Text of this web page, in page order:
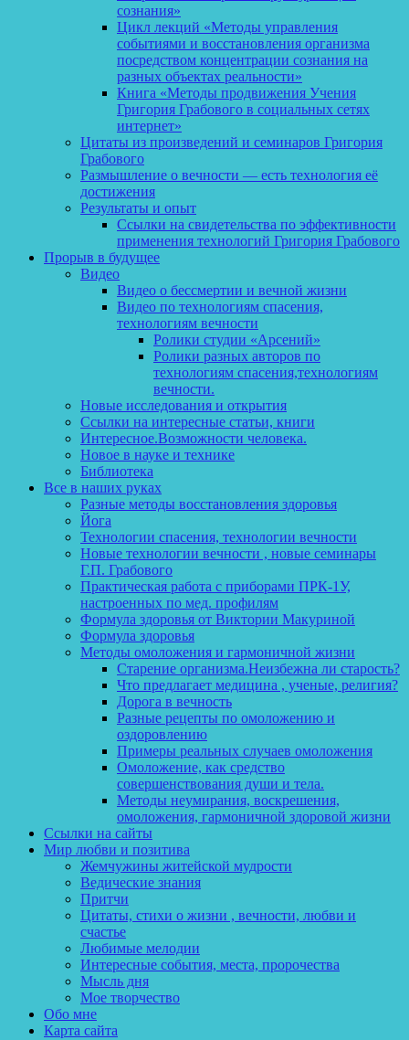
сознания»
Цикл лекций «Методы управления
событиями и восстановления организма
посредством концентрации сознания на
разных объектах реальности»
Книга «Методы продвижения Учения
Григория Грабового в социальных сетях
интернет»
Цитаты из произведений и семинаров Григория
Грабового
Размышление о вечности — есть технология её
достижения
Результаты и опыт
Ссылки на свидетельства по эффективности
применения технологий Григория Грабового
Прорыв в будущее
Видео
Видео о бессмертии и вечной жизни
Видео по технологиям спасения,
технологиям вечности
Ролики студии «Арсений»
Ролики разных авторов по
технологиям спасения,технологиям
вечности.
Новые исследования и открытия
Ссылки на интересные статьи, книги
Интересное.Возможности человека.
Новое в науке и технике
Библиотека
Все в наших руках
Разные методы восстановления здоровья
Йога
Технологии спасения, технологии вечности
Новые технологии вечности , новые семинары
Г.П. Грабового
Практическая работа с приборами ПРК-1У,
настроенных по мед. профилям
Формула здоровья от Виктории Макуриной
Формула здоровья
Методы омоложения и гармоничной жизни
Старение организма.Неизбежна ли старость?
Что предлагает медицина , ученые, религия?
Дорога в вечность
Разные рецепты по омоложению и
оздоровлению
Примеры реальных случаев омоложения
Омоложение, как средство
совершенствования души и тела.
Методы неумирания, воскрешения,
омоложения, гармоничной здоровой жизни
Ссылки на сайты
Мир любви и позитива
Жемчужины житейской мудрости
Ведические знания
Притчи
Цитаты, стихи о жизни , вечности, любви и
счастье
Любимые мелодии
Интересные события, места, пророчества
Мысль дня
Мое творчество
Обо мне
Карта сайта